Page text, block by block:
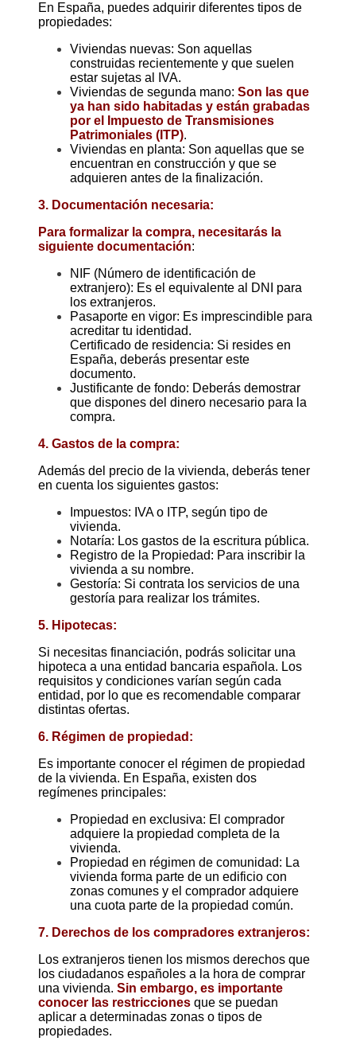
En España, puedes adquirir diferentes tipos de
propiedades:
Viviendas nuevas: Son aquellas
construidas recientemente y que suelen
estar sujetas al IVA.
Viviendas de segunda mano: Son las que
ya han sido habitadas y están grabadas
por el Impuesto de Transmisiones
Patrimoniales (ITP).
Viviendas en planta: Son aquellas que se
encuentran en construcción y que se
adquieren antes de la finalización.
3. Documentación necesaria:
Para formalizar la compra, necesitarás la
siguiente documentación:
NIF (Número de identificación de
extranjero): Es el equivalente al DNI para
los extranjeros.
Pasaporte en vigor: Es imprescindible para
acreditar tu identidad.
Certificado de residencia: Si resides en
España, deberás presentar este
documento.
Justificante de fondo: Deberás demostrar
que dispones del dinero necesario para la
compra.
4. Gastos de la compra:
Además del precio de la vivienda, deberás tener
en cuenta los siguientes gastos:
Impuestos: IVA o ITP, según tipo de
vivienda.
Notaría: Los gastos de la escritura pública.
Registro de la Propiedad: Para inscribir la
vivienda a su nombre.
Gestoría: Si contrata los servicios de una
gestoría para realizar los trámites.
5. Hipotecas:
Si necesitas financiación, podrás solicitar una
hipoteca a una entidad bancaria española. Los
requisitos y condiciones varían según cada
entidad, por lo que es recomendable comparar
distintas ofertas.
6. Régimen de propiedad:
Es importante conocer el régimen de propiedad
de la vivienda. En España, existen dos
regímenes principales:
Propiedad en exclusiva: El comprador
adquiere la propiedad completa de la
vivienda.
Propiedad en régimen de comunidad: La
vivienda forma parte de un edificio con
zonas comunes y el comprador adquiere
una cuota parte de la propiedad común.
7. Derechos de los compradores extranjeros:
Los extranjeros tienen los mismos derechos que
los ciudadanos españoles a la hora de comprar
una vivienda. Sin embargo, es importante
conocer las restricciones que se puedan
aplicar a determinadas zonas o tipos de
propiedades.